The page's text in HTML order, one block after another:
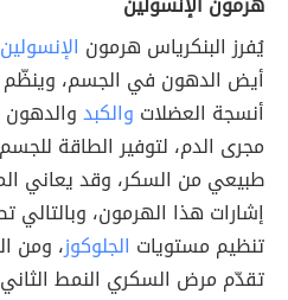
يُفرز البنكرياس هرمون الإنسولين
أيض الدهون في الجسم، وينظّم
أنسجة العضلات والكبد
مجرى الدم، لتوفير الطاقة
طبيعي من السكر، وقد يعاني
إشارات هذا الهرمون، وبالتالي
تنظيم مستويات الجلوكوز، ومن
تقدّم مرض السكري النمط